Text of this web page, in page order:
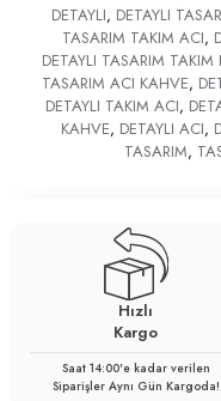
DETAYLI, DETAYLI
TASARIM TAKIM ACI,
DETAYLI TASARIM TAKIM
TASARIM ACI KAHVE,
DETAYLI TAKIM ACI,
KAHVE, DETAYLI ACI,
TASARIM,
Hızlı
Kargo
Saat 14:00'e kadar verilen
Siparişler Aynı Gün Kargoda!